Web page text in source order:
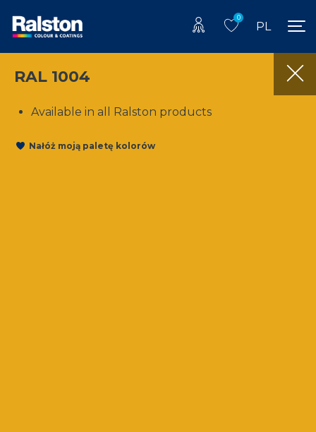
0
PL
RAL 1004
Available in all Ralston products
Nałóż moją paletę kolorów